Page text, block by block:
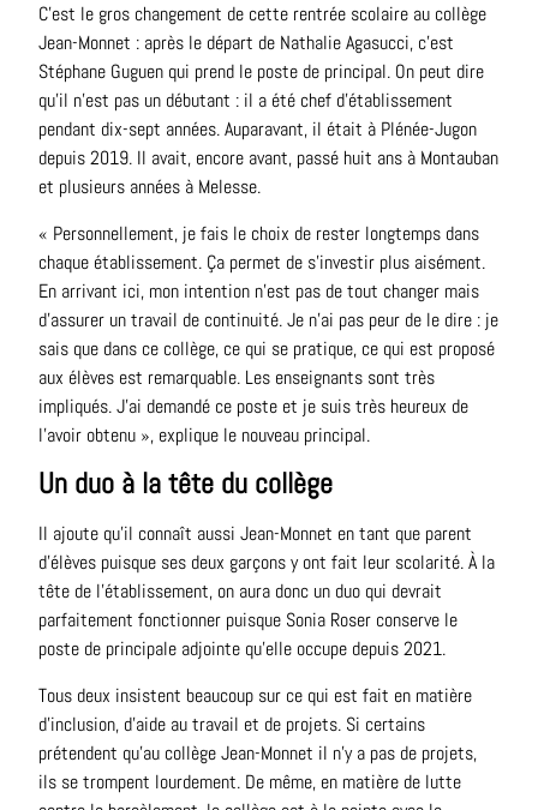
C’est le gros changement de cette rentrée scolaire au collège
Jean-Monnet : après le départ de Nathalie Agasucci, c’est
Stéphane Guguen qui prend le poste de principal. On peut dire
qu’il n’est pas un débutant : il a été chef d’établissement
pendant dix-sept années. Auparavant, il était à Plénée-Jugon
depuis 2019. Il avait, encore avant, passé huit ans à Montauban
et plusieurs années à Melesse.
« Personnellement, je fais le choix de rester longtemps dans
chaque établissement. Ça permet de s’investir plus aisément.
En arrivant ici, mon intention n’est pas de tout changer mais
d’assurer un travail de continuité. Je n’ai pas peur de le dire : je
sais que dans ce collège, ce qui se pratique, ce qui est proposé
aux élèves est remarquable. Les enseignants sont très
impliqués. J’ai demandé ce poste et je suis très heureux de
l’avoir obtenu », explique le nouveau principal.
Un duo à la tête du collège
Il ajoute qu’il connaît aussi Jean-Monnet en tant que parent
d’élèves puisque ses deux garçons y ont fait leur scolarité. À la
tête de l’établissement, on aura donc un duo qui devrait
parfaitement fonctionner puisque Sonia Roser conserve le
poste de principale adjointe qu’elle occupe depuis 2021.
Tous deux insistent beaucoup sur ce qui est fait en matière
d’inclusion, d’aide au travail et de projets. Si certains
prétendent qu’au collège Jean-Monnet il n’y a pas de projets,
ils se trompent lourdement. De même, en matière de lutte